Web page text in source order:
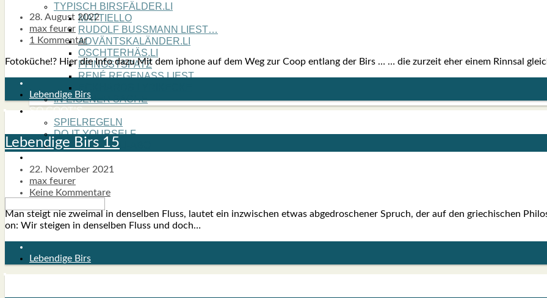
TYPISCH BIRSFÄLDER.LI
MATTIELLO
RUDOLF BUSS­MANN LIEST…
ADVÄNTSKALÄNDER.LI
OSCHTERHÄS.LI
PFINGST­SPATZ
RENÉ REGEN­ASS LIEST…
IN EIGE­NER SACHE
SO GOOT’S
SPIEL­RE­GELN
DO-IT-YOUR­S­ELF
BIRSFÄLDER.LI-ABO
28. August 2022
max feurer
1 Kommentar
Foto­kü­che!? Hier die Info dazu Mit dem ipho­ne auf dem Weg zur Coop ent­lang der Birs … … die zur­zeit eher einem Rinn­sal
Lebendige Birs
Leben­di­ge Birs 15
22. November 2021
max feurer
Keine Kommentare
Man steigt nie zwei­mal in den­sel­ben Fluss, lau­tet ein inzwi­schen etwas abge­dro­sche­ner Spruch, der auf den grie­chi­schen
on: Wir stei­gen in den­sel­ben Fluss und doch…
Lebendige Birs